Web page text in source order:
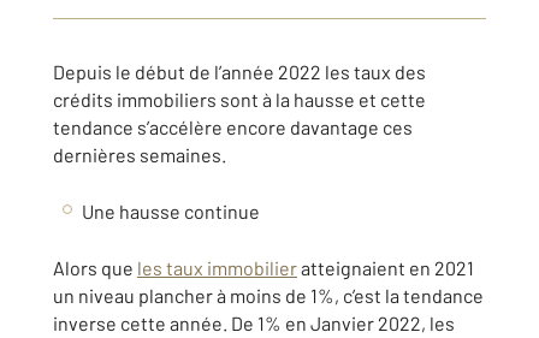
Depuis le début de l’année 2022 les taux des
crédits immobiliers sont à la hausse et cette
tendance s’accélère encore davantage ces
dernières semaines.
Une hausse continue
Alors que les taux immobilieratteignaient en 2021
un niveau plancher à moins de 1%, c’est la tendance
inverse cette année. De 1% en Janvier 2022, les